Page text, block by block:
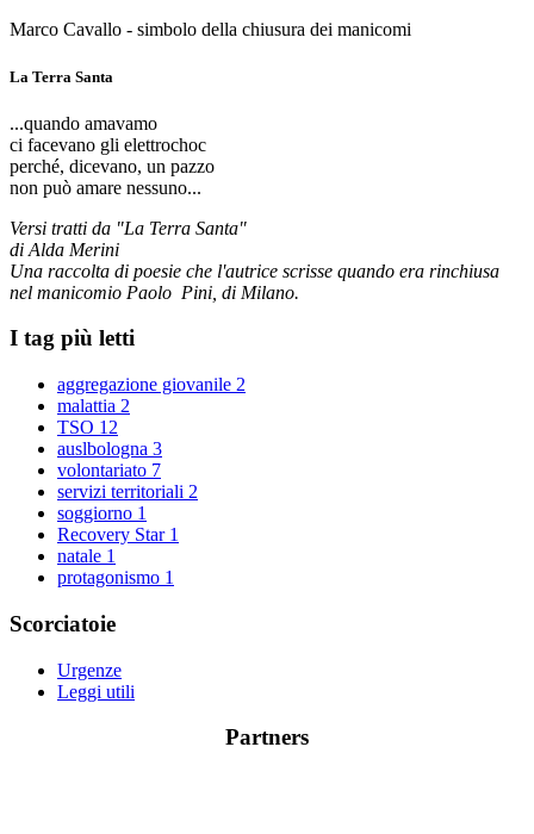
Marco Cavallo - simbolo della chiusura dei manicomi
La Terra Santa
...quando amavamo
ci facevano gli elettrochoc
perché, dicevano, un pazzo
non può amare nessuno...
Versi tratti da "La Terra Santa"
di Alda Merini
Una raccolta di poesie che l'autrice scrisse quando era rinchiusa
nel manicomio Paolo Pini, di Milano.
I tag più letti
aggregazione giovanile 2
malattia 2
TSO 12
auslbologna 3
volontariato 7
servizi territoriali 2
soggiorno 1
Recovery Star 1
natale 1
protagonismo 1
Scorciatoie
Urgenze
Leggi utili
Partners